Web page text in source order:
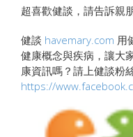
超喜歡健談，請告訴親
健談 havemary.com 用
健康概念與疾病，讓大
康資訊嗎？請上健談粉
https://